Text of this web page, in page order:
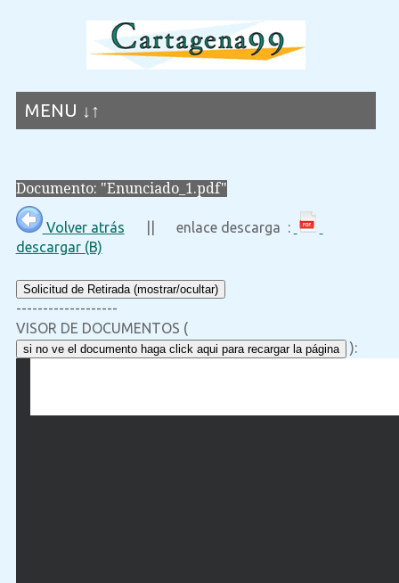
MENU ↓↑
Documento: "Enunciado_1.pdf"
Volver atrás || enlace descarga :
descargar (B)
Solicitud de Retirada (mostrar/ocultar)
-------------------
VISOR DE DOCUMENTOS (
si no ve el documento haga click aqui para recargar la página ):